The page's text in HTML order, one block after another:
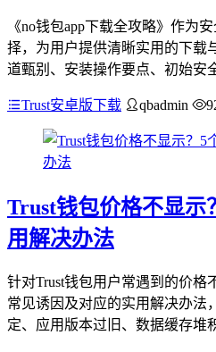
《no钱包app下载全攻略》作为
择，为用户提供清晰实用的下载
道甄别、安装操作要点、初始安
Trust安卓版下载 qbadmin
Trust钱包价格不显示
用解决办法
针对Trust钱包用户常遇到的价格
常见诱因及对应的实用解决办法
定、应用版本过旧、数据缓存堆